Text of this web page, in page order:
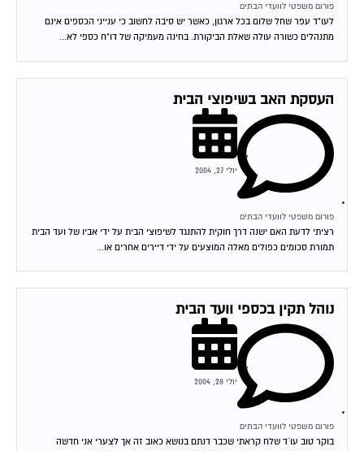
פורום משפטי לוועדי הבתים
לעו"ד עפר שחל שלום בכל ארגון, כאשר יש סיבה לחשוב כי ענייני הכספים אינם
מתנהלים כשורה עולה שאלת הביקורת. בחינה מעמיקה של דו"ח כספי לא...
העסקת האב בשיפוצי הבית
פורום משפטי לוועדי הבתים
יולי 27, 2004
רציתי לדעת האם ישנה דרך חוקית להתנגד לשיפוצי הבית על ידי אביו של ועד הבית
תמורת סכומים כפולים מאלה המוצעים על ידי דיירים אחרים או...
נוהל תקין בכספי וועד הבית
פורום משפטי לוועדי הבתים
יולי 28, 2004
בוקר טוב עו´ד שלח קראתי שכבר דנתם בנושא כאוב זה אך לצערי אני חדשה